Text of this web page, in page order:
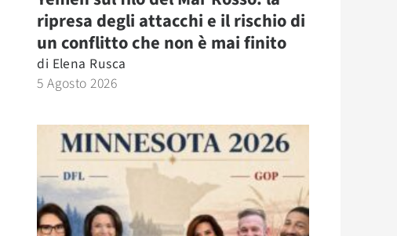
ripresa degli attacchi e il rischio di
un conflitto che non è mai finito
di Elena Rusca
5 Agosto 2026